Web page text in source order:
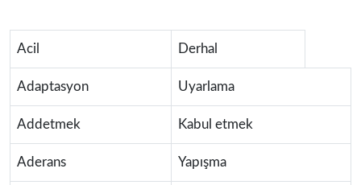
Acil Derhal
Adaptasyon Uyarlama
Addetmek Kabul etmek
Aderans Yapışma